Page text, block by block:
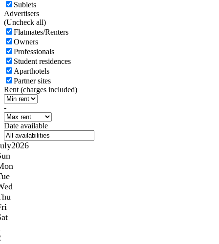
Sublets
Advertisers
(Uncheck all)
Flatmates/Renters
Owners
Professionals
Student residences
Aparthotels
Partner sites
Rent (charges included)
-
Date available
2026